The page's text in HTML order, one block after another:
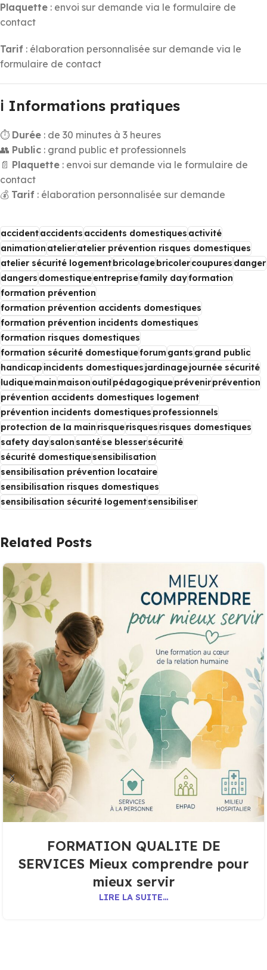
Plaquette : envoi sur demande via le formulaire de
contact
Tarif : élaboration personnalisée sur demande via le
formulaire de contact
ℹ️ Informations pratiques
⏱ Durée : de 30 minutes à 3 heures
👥 Public : grand public et professionnels
📄 Plaquette : envoi sur demande via le formulaire de
contact
💰 Tarif : élaboration personnalisée sur demande
accidentaccidentsaccidents domestiquesactivité
animationatelieratelier prévention risques domestiques
atelier sécurité logementbricolagebricolercoupuresdanger
dangersdomestiqueentreprisefamily dayformation
formation prévention
formation prévention accidents domestiques
formation prévention incidents domestiques
formation risques domestiques
formation sécurité domestiqueforumgantsgrand public
handicapincidents domestiquesjardinagejournée sécurité
ludiquemainmaisonoutilpédagogiqueprévenirprévention
prévention accidents domestiques logement
prévention incidents domestiquesprofessionnels
protection de la mainrisquerisquesrisques domestiques
safety daysalonsantése blessersécurité
sécurité domestiquesensibilisation
sensibilisation prévention locataire
sensibilisation risques domestiques
sensibilisation sécurité logementsensibiliser
Related Posts
FORMATION QUALITE DE
SERVICES Mieux comprendre pour
mieux servir
LIRE LA SUITE…